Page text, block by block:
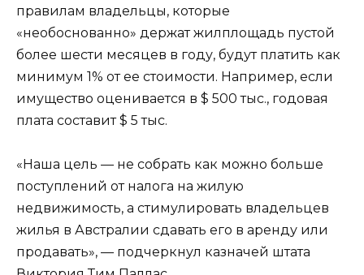
правилам владельцы, которые
«необоснованно» держат жилплощадь пустой
более шести месяцев в году, будут платить как
минимум 1% от ее стоимости. Например, если
имущество оценивается в $ 500 тыс., годовая
плата составит $ 5 тыс.
«Наша цель — не собрать как можно больше
поступлений от налога на жилую
недвижимость, а стимулировать владельцев
жилья в Австралии сдавать его в аренду или
продавать», — подчеркнул казначей штата